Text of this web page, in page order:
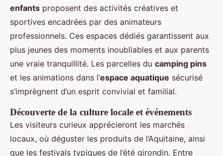
enfants proposent des activités créatives et
sportives encadrées par des animateurs
professionnels. Ces espaces dédiés garantissent aux
plus jeunes des moments inoubliables et aux parents
une vraie tranquillité. Les parcelles du camping pins
et les animations dans l’espace aquatique sécurisé
s’imprègnent d’un esprit convivial et familial.
Découverte de la culture locale et événements
Les visiteurs curieux apprécieront les marchés
locaux, où déguster les produits de l’Aquitaine, ainsi
que les festivals typiques de l’été girondin. Entre